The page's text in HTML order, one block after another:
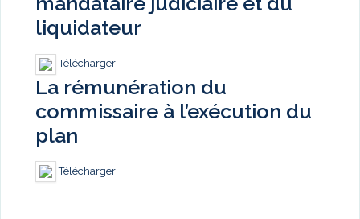
liquidateur
Télécharger
La rémunération du
commissaire à l’exécution du
plan
Télécharger